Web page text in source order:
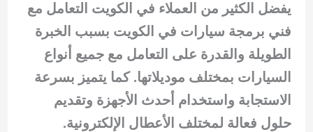
يفضل الكثير من العملاء في الكويت التعامل مع
فني برمجة سيارات في الكويت بسبب الخبرة
الطويلة والقدرة على التعامل مع جميع أنواع
السيارات بمختلف موديلاتها. كما يتميز بسرعة
الاستجابة واستخدام أحدث الأجهزة وتقديم
حلول فعالة لمختلف الأعطال الإلكترونية.